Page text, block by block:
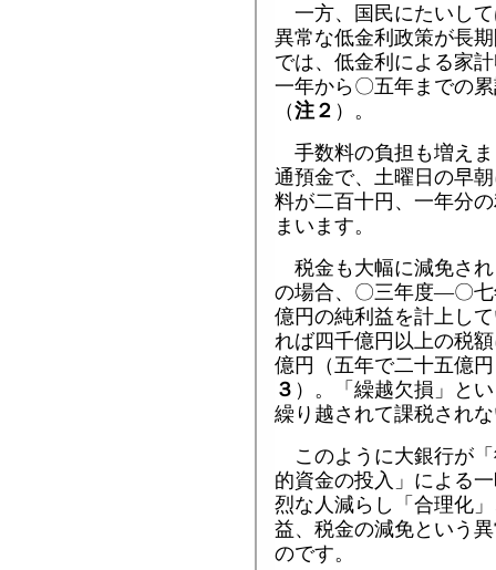
一方、国民にたいし
異常な低金利政策が長
では、低金利による家
一年から〇五年までの
（注２ ）。
手数料の負担も増え
通預金で、土曜日の早
料が二百十円、一年分
まいます。
税金も大幅に減免さ
の場合、〇三年度―〇
億円の純利益を計上し
れば四千億円以上の税
億円（五年で二十五億
３ ）。「繰越欠損」と
繰り越されて課税され
このように大銀行が
的資金の投入」による
烈な人減らし「合理化
益、税金の減免という
のです。